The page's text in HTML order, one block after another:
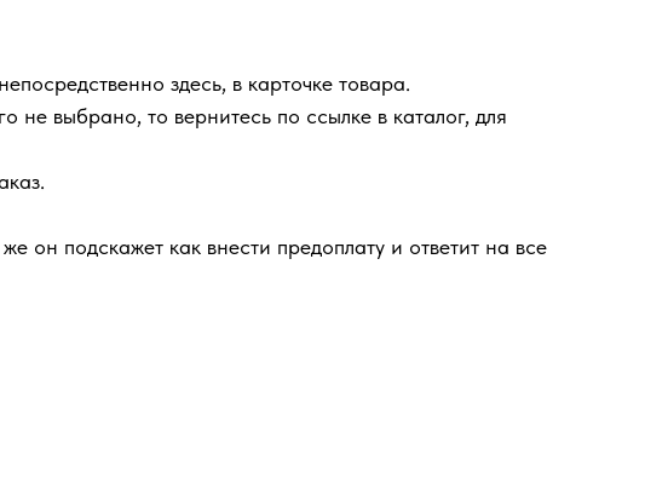
здесь, в карточке товара.
не выбрано, то вернитесь по ссылке в каталог, для
он подскажет как внести предоплату и ответит на все